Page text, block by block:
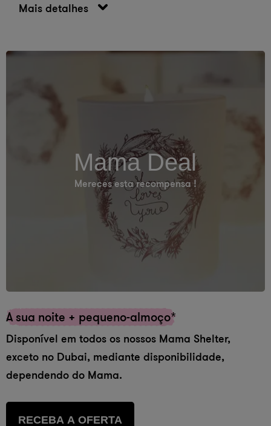
Mais detalhes
Mama Deal
Mereces esta recompensa !
A sua noite + pequeno-almoço*
Disponível em todos os nossos Mama Shelter,
exceto no Dubai, mediante disponibilidade,
dependendo do Mama.
RECEBA A OFERTA